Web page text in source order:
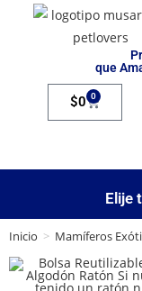
que
$0 0
Elije
Inicio > Mamíferos